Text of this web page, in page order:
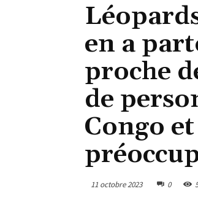
en a
proche
de
Congo
11 octobre 2023 0